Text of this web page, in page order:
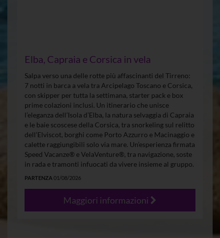
Elba, Capraia e Corsica in vela
Salpa verso una delle rotte più affascinanti del Tirreno:
7 notti in barca a vela tra Arcipelago Toscano e Corsica,
con skipper per tutta la settimana, starter pack e box
prime colazioni inclusi. Un itinerario che unisce
l’eleganza dell’Isola d’Elba, la natura selvaggia di Capraia
e le baie scoscese della Corsica, tra snorkeling sul relitto
dell’Elviscot, borghi come Porto Azzurro e Macinaggio e
calette raggiungibili solo via mare. Un’esperienza firmata
Speed Vacanze® e VelaVenture®, tra navigazione, soste
in rada e tramonti infuocati da vivere insieme al gruppo.
PARTENZA 01/08/2026
Maggiori informazioni